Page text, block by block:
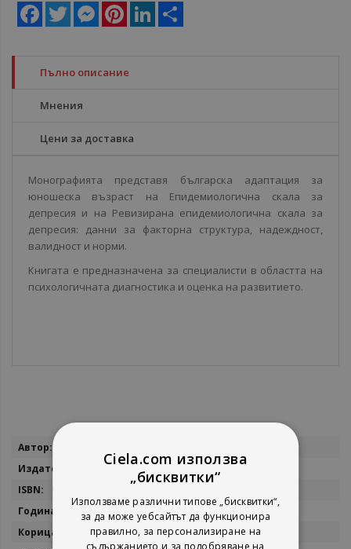
Facebook
Twitter MessengerPinterestLinkedIn
Пълно описание
Мнения
Цени за доставка
Монографията представя българска адаптация за
юношеска възраст на Епидемиологична скала за
депресия и на Ревизирана епидемиологична скала за
депресия: данни за факторна структура, надеждност,
валидност и норми.
Книгата е предназначена за специалисти в областта на
психологичната диагностика и оценка на развитието.
Повече
Изток - Запад
2025
мека
Ciela.com използва
„бисквитки“
Използваме различни типове „бисквитки“,
за да може уебсайтът да функционира
правилно, за персонализиране на
съдържанието и за подобряване на